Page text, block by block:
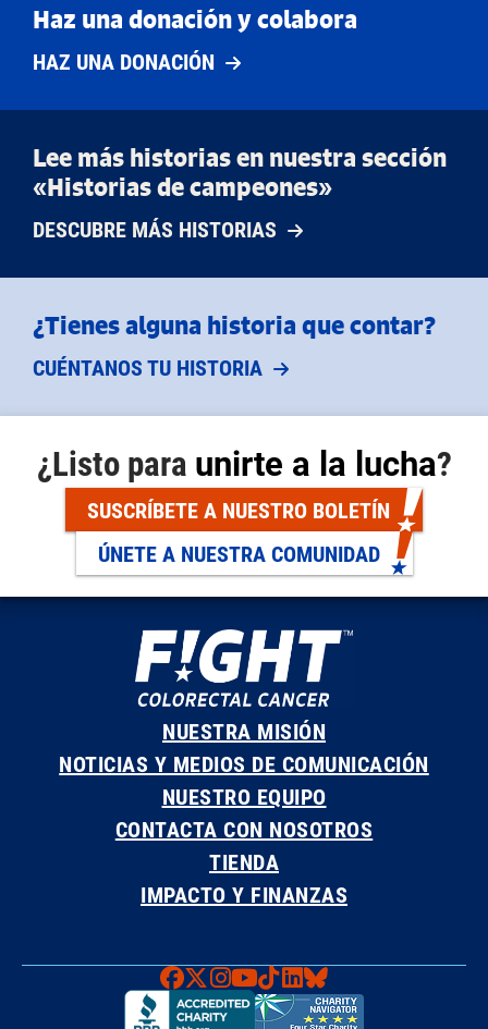
Haz una donación y colabora
HAZ UNA DONACIÓN
Lee más historias en nuestra sección
«Historias de campeones»
DESCUBRE MÁS HISTORIAS
¿Tienes alguna historia que contar?
CUÉNTANOS TU HISTORIA
¿Listo para unirte a la lucha?
SUSCRÍBETE A NUESTRO BOLETÍN
ÚNETE A NUESTRA COMUNIDAD
NUESTRA MISIÓN
NOTICIAS Y MEDIOS DE COMUNICACIÓN
NUESTRO EQUIPO
CONTACTA CON NOSOTROS
TIENDA
IMPACTO Y FINANZAS
Faceboook
X Instagram
YouTube
TikTok
LinkedIn
Bluesky